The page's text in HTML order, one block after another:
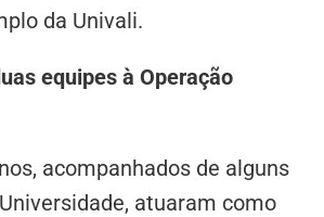
da Univali.
equipes à Operação
acompanhados de alguns
atuaram como